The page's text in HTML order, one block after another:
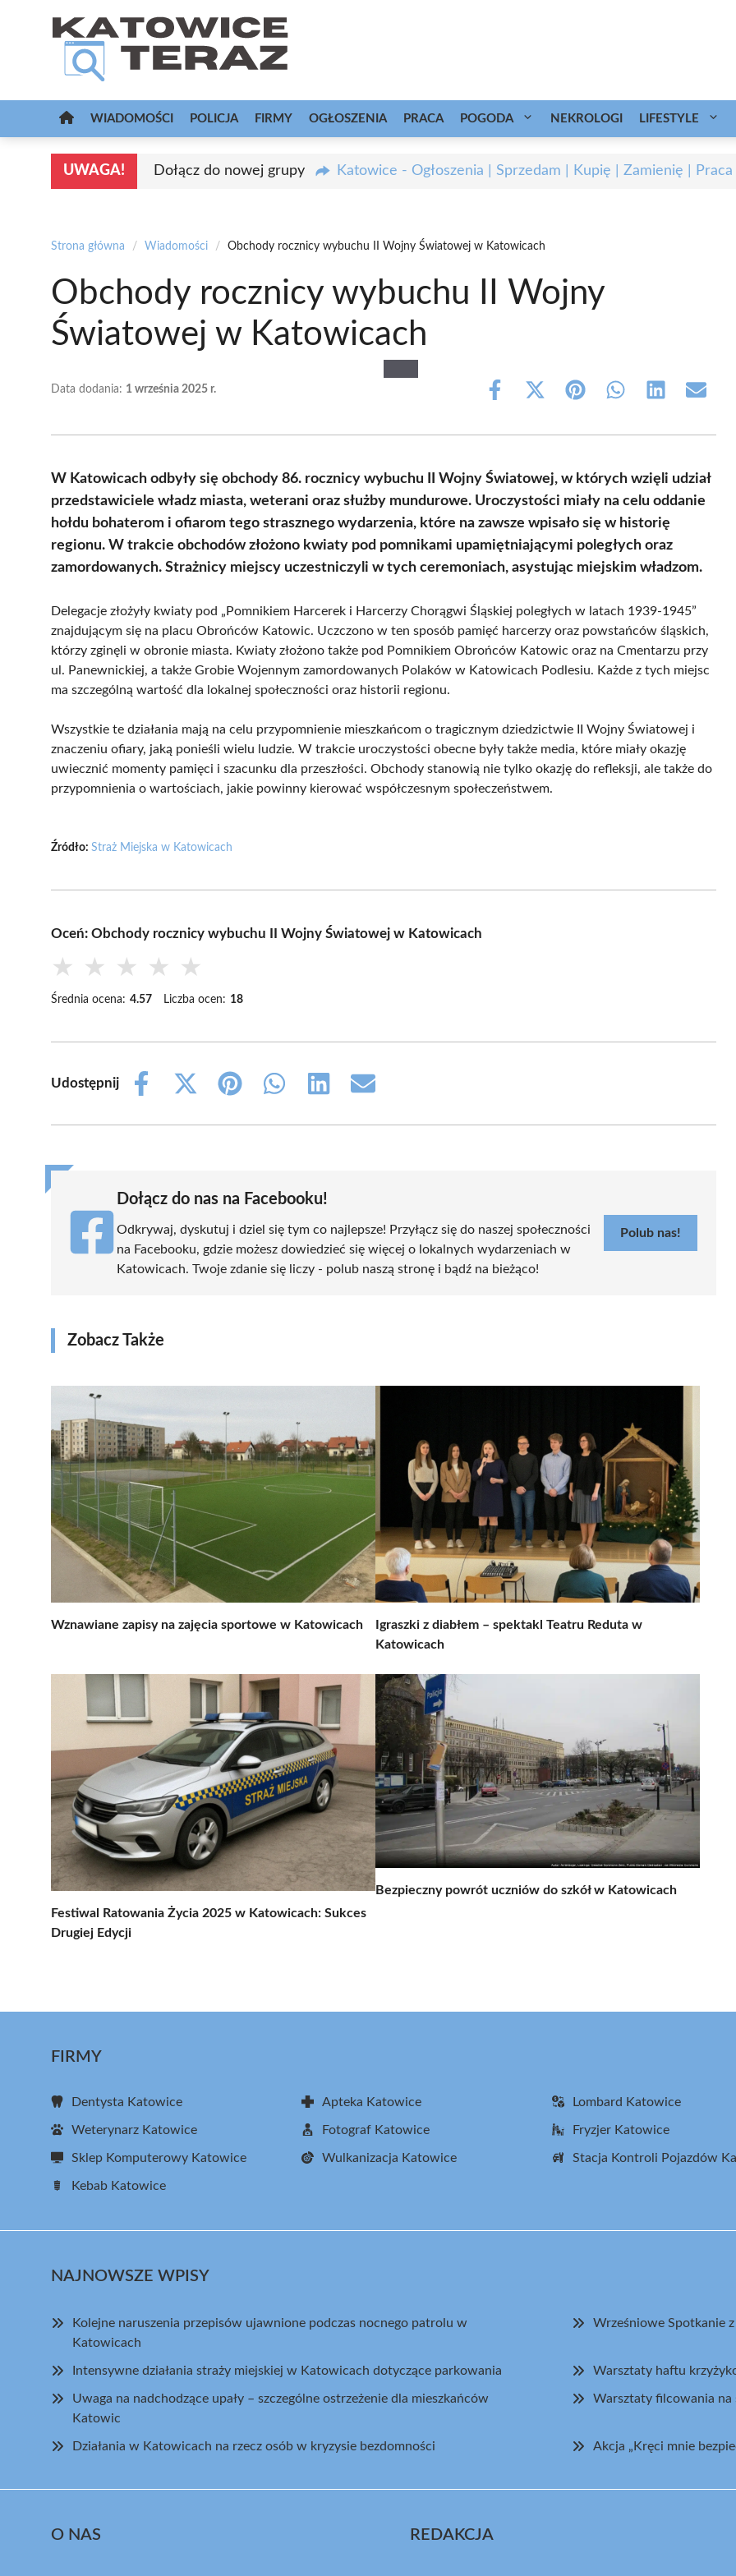
WIADOMOŚCI POLICJA FIRMY OGŁOSZENIA PRACA POGODA NEKROLOGI LIFESTYLE
UWAGA! Dołącz do nowej grupy Katowice - Ogłoszenia | Sprzedam | Kupię | Zamienię | Praca
Strona główna / Wiadomości / Obchody rocznicy wybuchu II Wojny Światowej w Katowicach
Obchody rocznicy wybuchu II Wojny
Światowej w Katowicach
Data dodania: 1 września 2025 r.
Share
Share
(Twitter)
Share Share Share Share
W Katowicach odbyły się obchody 86. rocznicy wybuchu II Wojny Światowej, w których wzięli udział
przedstawiciele władz miasta, weterani oraz służby mundurowe. Uroczystości miały na celu oddanie
hołdu bohaterom i ofiarom tego strasznego wydarzenia, które na zawsze wpisało się w historię
regionu. W trakcie obchodów złożono kwiaty pod pomnikami upamiętniającymi poległych oraz
zamordowanych. Strażnicy miejscy uczestniczyli w tych ceremoniach, asystując miejskim władzom.
Delegacje złożyły kwiaty pod „Pomnikiem Harcerek i Harcerzy Chorągwi Śląskiej poległych w latach 1939-1945”
znajdującym się na placu Obrońców Katowic. Uczczono w ten sposób pamięć harcerzy oraz powstańców śląskich,
którzy zginęli w obronie miasta. Kwiaty złożono także pod Pomnikiem Obrońców Katowic oraz na Cmentarzu przy
ul. Panewnickiej, a także Grobie Wojennym zamordowanych Polaków w Katowicach Podlesiu. Każde z tych miejsc
ma szczególną wartość dla lokalnej społeczności oraz historii regionu.
Wszystkie te działania mają na celu przypomnienie mieszkańcom o tragicznym dziedzictwie II Wojny Światowej i
znaczeniu ofiary, jaką ponieśli wielu ludzie. W trakcie uroczystości obecne były także media, które miały okazję
uwiecznić momenty pamięci i szacunku dla przeszłości. Obchody stanowią nie tylko okazję do refleksji, ale także do
przypomnienia o wartościach, jakie powinny kierować współczesnym społeczeństwem.
Źródło: Straż Miejska w Katowicach
Oceń: Obchody rocznicy wybuchu II Wojny Światowej w Katowicach
★ ★ ★ ★ ★
Średnia ocena: 4.57 Liczba ocen: 18
Udostępnij
Share
Share
(Twitter)
Share
Share
Share
Share
Dołącz do nas na Facebooku!
Odkrywaj, dyskutuj i dziel się tym co najlepsze! Przyłącz się do naszej społeczności
na Facebooku, gdzie możesz dowiedzieć się więcej o lokalnych wydarzeniach w
Katowicach. Twoje zdanie się liczy - polub naszą stronę i bądź na bieżąco!
Polub nas!
Zobacz Także
Wznawiane zapisy na zajęcia sportowe w Katowicach
Igraszki z diabłem – spektakl Teatru Reduta w
Katowicach
Festiwal Ratowania Życia 2025 w Katowicach: Sukces
Drugiej Edycji
Bezpieczny powrót uczniów do szkół w Katowicach
FIRMY
Dentysta Katowice Apteka Katowice Lombard Katowice
Weterynarz Katowice Fotograf Katowice Fryzjer Katowice
Sklep Komputerowy Katowice Wulkanizacja Katowice Stacja Kontroli Pojazdów
Kebab Katowice
NAJNOWSZE WPISY
Kolejne naruszenia przepisów ujawnione podczas nocnego patrolu w
Katowicach
Wrześniowe Spotkanie
Intensywne działania straży miejskiej w Katowicach dotyczące parkowania Warsztaty haftu
Uwaga na nadchodzące upały – szczególne ostrzeżenie dla mieszkańców
Katowic
Warsztaty filcowania
Działania w Katowicach na rzecz osób w kryzysie bezdomności Akcja „Kręci mnie
O NAS REDAKCJA